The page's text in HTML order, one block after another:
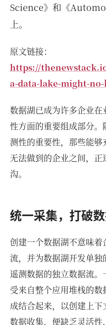
Science》和《
上。
原文链接：
https://
a-data-lake-might-
数据湖已成为许多企业
性方面的重要组成部分
测性的重要性，那些能
无法做到的企业之间，
沟。
统一采集，打破
创建一个数据湖不意味
流，并为数据湖开发单
遥测数据的独立数据流
受来自整个应用堆栈的
成结合起来，以创建上
数据收集，便缺乏灵活